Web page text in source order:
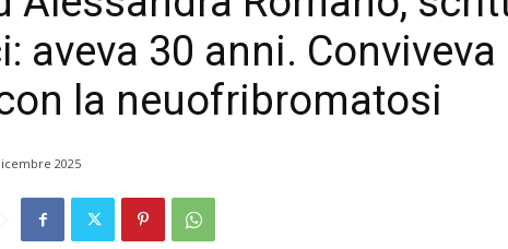
aveva 30 anni. Conviveva
la neuofribromatosi
2025